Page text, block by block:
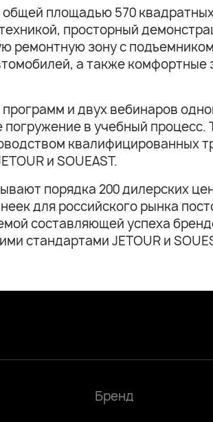
площадью 570
просторный
ремонтную зону с
а также
и двух вебинаров
в учебный процесс.
квалифицированных
и SOUEAST.
порядка 200 дилерских
для российского рынка
составляющей успеха
стандартами JETOUR и
Бренд